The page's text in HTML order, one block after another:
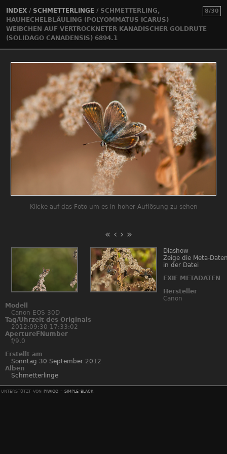
8/30
INDEX / SCHMETTERLINGE / SCHMETTERLING,
HAUHECHELBLÄULING (POLYOMMATUS ICARUS)
WEIBCHEN AUF VERTROCKNETER KANADISCHER GOLDRUTE
(SOLIDAGO CANADENSIS) 6894.1
Klicke auf das Foto um es in hoher Auflösung zu sehen
« ‹ › »
Diashow
Zeige die Meta-
in der Datei
EXIF METADATEN
Hersteller
Canon
Modell
Canon EOS 30D
Tag/Uhrzeit des Originals
2012:09:30 17:33:02
ApertureFNumber
f/9.0
Erstellt am
Sonntag 30 September 2012
Alben
Schmetterlinge
unterstützt von piwigo - simple-black